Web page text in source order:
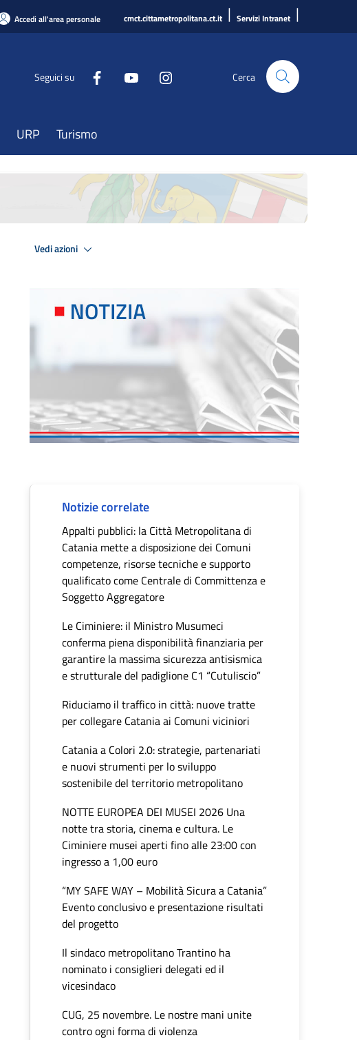
Accedi all'area personale cmct.cittametropolitana.ct.it | Servizi Intranet |
Seguici su Cerca
URP Turismo
Vedi azioni
Notizie correlate
Appalti pubblici: la Città Metropolitana di
Catania mette a disposizione dei Comuni
competenze, risorse tecniche e supporto
qualificato come Centrale di Committenza e
Soggetto Aggregatore
Le Ciminiere: il Ministro Musumeci
conferma piena disponibilità finanziaria per
garantire la massima sicurezza antisismica
e strutturale del padiglione C1 “Cutuliscio”
Riduciamo il traffico in città: nuove tratte
per collegare Catania ai Comuni viciniori
Catania a Colori 2.0: strategie, partenariati
e nuovi strumenti per lo sviluppo
sostenibile del territorio metropolitano
NOTTE EUROPEA DEI MUSEI 2026 Una
notte tra storia, cinema e cultura. Le
Ciminiere musei aperti fino alle 23:00 con
ingresso a 1,00 euro
“MY SAFE WAY – Mobilità Sicura a Catania”
Evento conclusivo e presentazione risultati
del progetto
Il sindaco metropolitano Trantino ha
nominato i consiglieri delegati ed il
vicesindaco
CUG, 25 novembre. Le nostre mani unite
contro ogni forma di violenza